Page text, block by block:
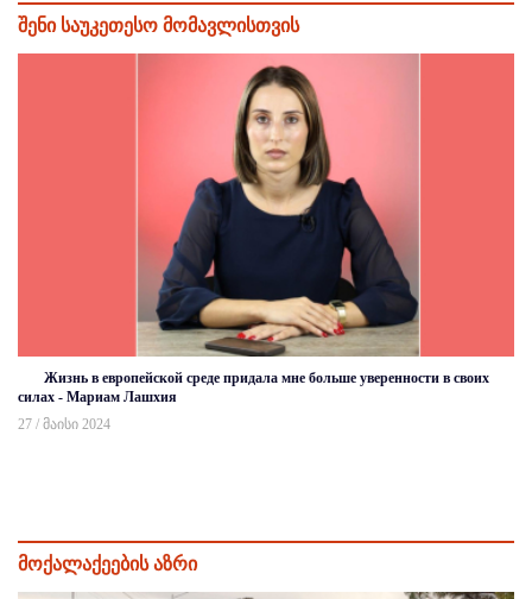
შენი საუკეთესო მომავლისთვის
Жизнь в европейской среде придала мне больше уверенности в своих
силах - Мариам Лашхия
27 / მაისი 2024
მოქალაქეების აზრი